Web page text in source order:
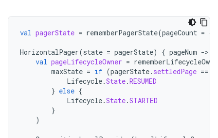
val pagerState = rememberPagerState(pageCount = {
HorizontalPager(state = pagerState) { pageNum -
val pageLifecycleOwner =
maxState = if (pagerState. settledPage ==
Lifecycle.State.RESUMED
} else {
Lifecycle.State.STARTED
}
)